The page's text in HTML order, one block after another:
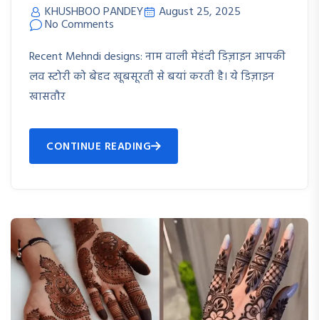
KHUSHBOO PANDEY August 25, 2025
No Comments
Recent Mehndi designs: नाम वाली मेहंदी डिज़ाइन आपकी
लव स्टोरी को बेहद खूबसूरती से बयां करती है। ये डिज़ाइन
खासतौर
CONTINUE READING